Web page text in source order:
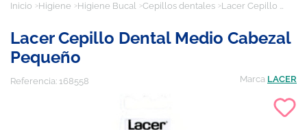
Inicio Higiene Higiene Bucal Cepillos dentales Lacer Cepillo Dental Medio Cabezal Pequeño
Lacer Cepillo Dental Medio Cabezal
Pequeño
Referencia: 168558 Marca LACER